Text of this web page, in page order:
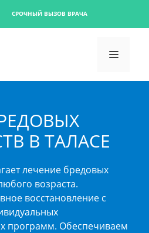
СРОЧНЫЙ ВЫЗОВ ВРАЧА
В ТАЛАСЕ
лечение бредовых
возраста.
восстановление с
программ. Обеспечиваем